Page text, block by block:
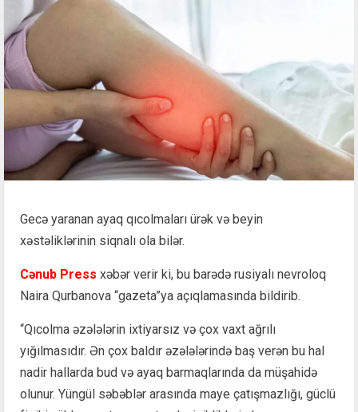
Gecə yaranan ayaq qıcolmaları ürək və beyin
xəstəliklərinin siqnalı ola bilər.
Cənub Press xəbər verir ki, bu barədə rusiyalı nevroloq
Naira Qurbanova “gazeta”ya açıqlamasında bildirib.
“Qıcolma əzələlərin ixtiyarsız və çox vaxt ağrılı
yığılmasıdır. Ən çox baldır əzələlərində baş verən bu hal
nadir hallarda bud və ayaq barmaqlarında da müşahidə
olunur. Yüngül səbəblər arasında maye çatışmazlığı, güclü